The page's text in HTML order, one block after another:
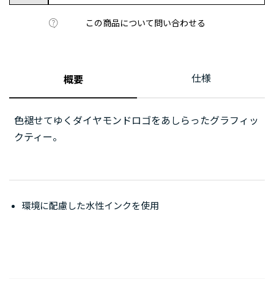
この商品について問い合わせる
概要 仕様
色褪せてゆくダイヤモンドロゴをあしらったグラフィッ
クティー。
環境に配慮した水性インクを使用